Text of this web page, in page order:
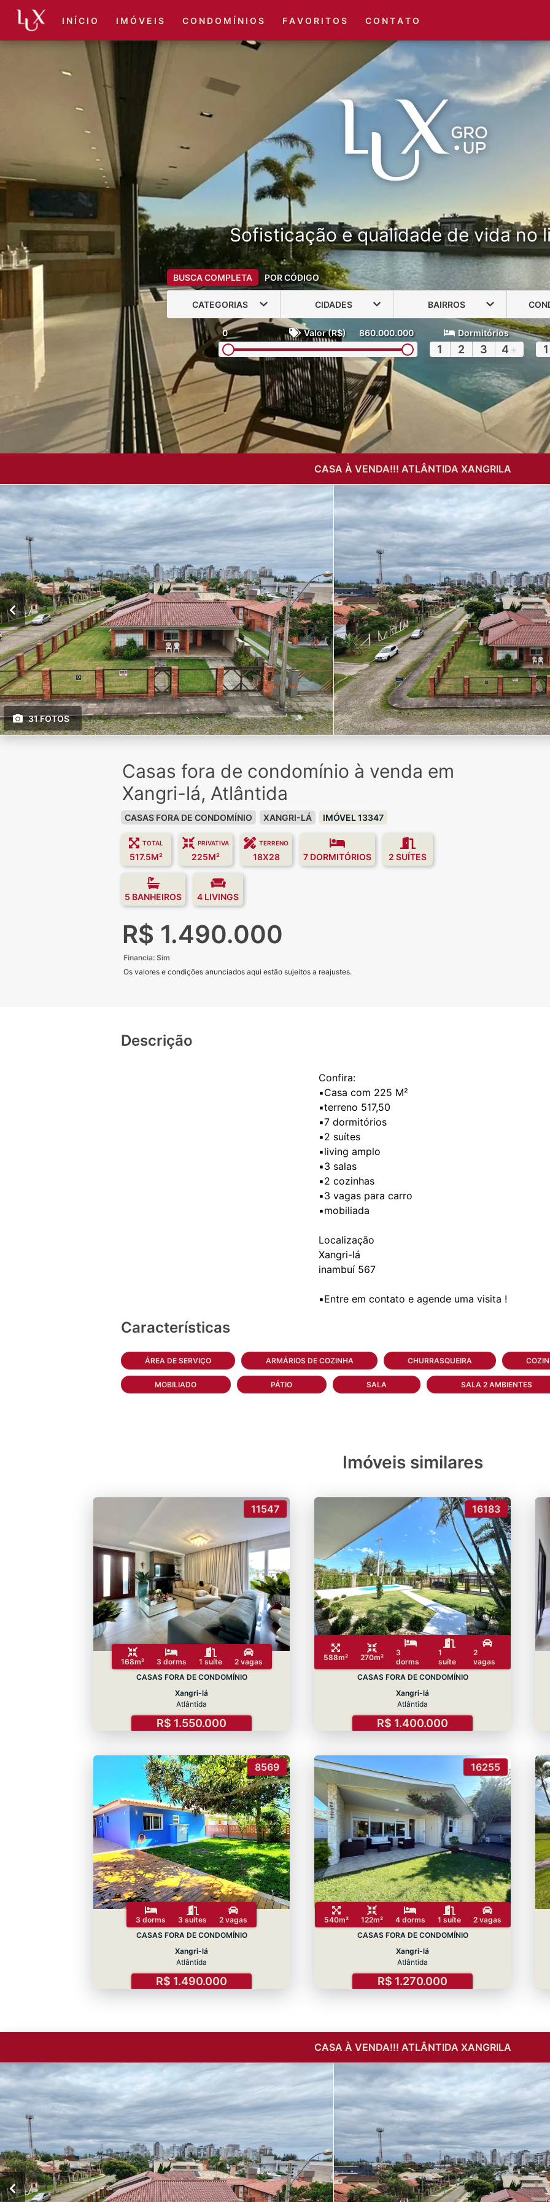
(51) 3416-6660
I N Í C I O I M Ó V E I S C O N D O M Í N I O S F A V O R I T O S C O N T A T O
Sofisticação e qualidade de vida no
BUSCA COMPLETA POR CÓDIGO
CATEGORIAS CIDADES BAIRROS
0 Valor (R$) 860.000.000 Dormitórios
1 2 3 4 + 1
CASA À VENDA!!! ATLÂNTIDA XANGRILA
31 FOTOS
Casas fora de condomínio à venda em
Xangri-lá, Atlântida
CASAS FORA DE CONDOMÍNIO XANGRI-LÁ IMÓVEL 13347
TOTAL
517.5M²
PRIVATIVA
225M²
TERRENO
18X28 7 DORMITÓRIOS 2 SUÍTES
5 BANHEIROS 4 LIVINGS
R$ 1.490.000
Financia: Sim
Os valores e condições anunciados aqui estão sujeitos a reajustes.
Descrição
Confira:
▪️Casa com 225 M²
▪️terreno 517,50
▪️7 dormitórios
▪️2 suítes
▪️living amplo
▪️3 salas
▪️2 cozinhas
▪️3 vagas para carro
▪️mobiliada
Localização
Xangri-lá
inambuí 567
Características
ÁREA DE SERVIÇO ARMÁRIOS DE COZINHA CHURRASQUEIRA
MOBILIADO PÁTIO SALA SALA 2 AMBIENTES
Imóveis similares
11547
168m² 3 dorms 1 suíte
2 vagas
CASAS FORA DE CONDOMÍNIO
Xangri-lá
Atlântida
R$ 1.550.000
16183
588m² 270m²
3
dorms
1
suíte
2
vagas
CASAS FORA DE CONDOMÍNIO
Xangri-lá
Atlântida
R$ 1.400.000
8569
3 dorms 3 suítes
2 vagas
CASAS FORA DE CONDOMÍNIO
Xangri-lá
Atlântida
R$ 1.490.000
16255
540m² 122m² 4 dorms 1 suíte
2 vagas
CASAS FORA DE CONDOMÍNIO
Xangri-lá
Atlântida
R$ 1.270.000
CASA À VENDA!!! ATLÂNTIDA XANGRILA